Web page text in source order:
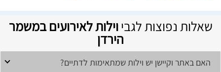
שאלות נפוצות לגביוילות לאירועים במשמר
הירדן
האם באתר וקיישן יש וילות שמתאימות לדתיים?